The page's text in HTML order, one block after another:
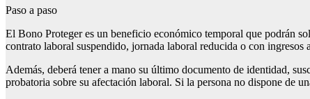
Paso a paso
El Bono Proteger es un beneficio económico temporal que podrán
contrato laboral suspendido, jornada laboral reducida o con
Además, deberá tener a mano su último documento de identidad,
probatoria sobre su afectación laboral. Si la persona no dispone de